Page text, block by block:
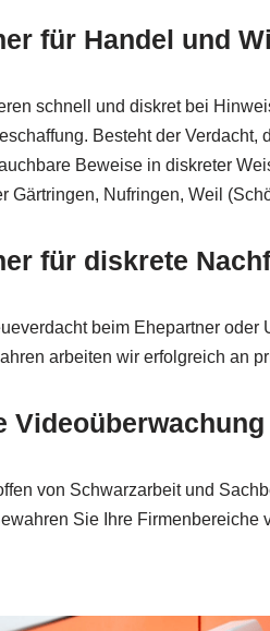
für Handel und
schnell und diskret bei
Besteht der
Beweise in diskreter
Gärtringen, Nufringen, Weil
für diskrete
beim Ehepartner
arbeiten wir erfolgreich an
von Schwarzarbeit und
Sie Ihre Firmenbereiche